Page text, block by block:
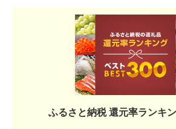
ふるさと納税 還元率ランキ